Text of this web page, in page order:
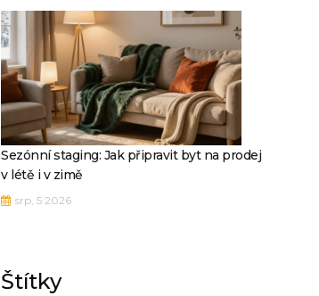
Sezónní staging: Jak připravit byt na prodej
v létě i v zimě
srp, 5 2026
Štítky